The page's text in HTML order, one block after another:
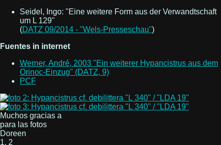
Seidel, Ingo: "Eine weitere Form aus der Verwandtschaft
um L 129"
(DATZ 09/2014 - "Wels-Presseschau")
Fuentes in internet
Werner, André, 2003 "Ein weiterer Hypancistrus aus dem
Orinoc-Einzug" (DATZ, 9)
PCF
Muchos gracias a
para las fotos
Doreen
1, 2